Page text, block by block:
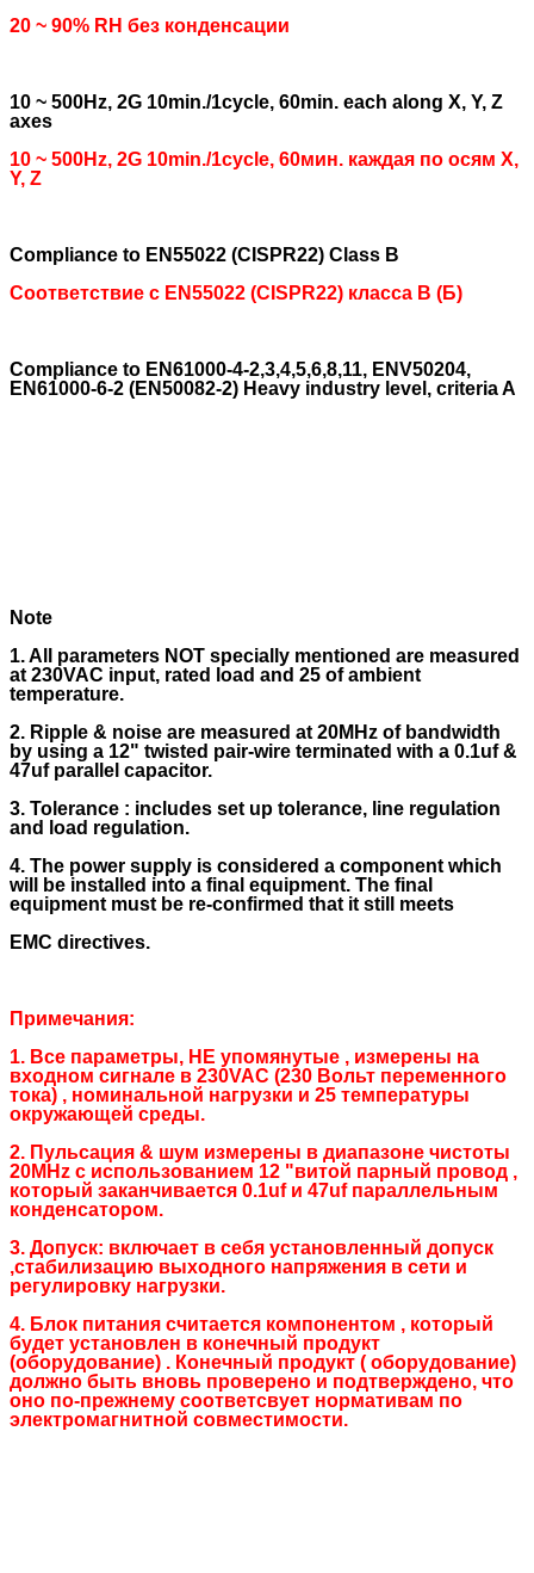
20 ~ 90% RH без конденсации
10 ~ 500Hz, 2G 10min./1cycle, 60min. each along X, Y, Z
axes
10 ~ 500Hz, 2G 10min./1cycle, 60мин. каждая по осям X,
Y, Z
Compliance to EN55022 (CISPR22) Class B
Соответствие с EN55022 (CISPR22) класса B (Б)
Compliance to EN61000-4-2,3,4,5,6,8,11, ENV50204,
EN61000-6-2 (EN50082-2) Heavy industry level, criteria A
Note
1. All parameters NOT specially mentioned are measured
at 230VAC input, rated load and 25 of ambient
temperature.
2. Ripple & noise are measured at 20MHz of bandwidth
by using a 12" twisted pair-wire terminated with a 0.1uf &
47uf parallel capacitor.
3. Tolerance : includes set up tolerance, line regulation
and load regulation.
4. The power supply is considered a component which
will be installed into a final equipment. The final
equipment must be re-confirmed that it still meets
EMC directives.
Примечания:
1. Все параметры, НЕ упомянутые , измерены на
входном сигнале в 230VAC (230 Вольт переменного
тока) , номинальной нагрузки и 25 температуры
окружающей среды.
2. Пульсация & шум измерены в диапазоне чистоты
20MHz с использованием 12 "витой парный провод ,
который заканчивается 0.1uf и 47uf параллельным
конденсатором.
3. Допуск: включает в себя установленный допуск
,стабилизацию выходного напряжения в сети и
регулировку нагрузки.
4. Блок питания считается компонентом , который
будет установлен в конечный продукт
(оборудование) . Конечный продукт ( оборудование)
должно быть вновь проверено и подтверждено, что
оно по-прежнему соответсвует нормативам по
электромагнитной совместимости.